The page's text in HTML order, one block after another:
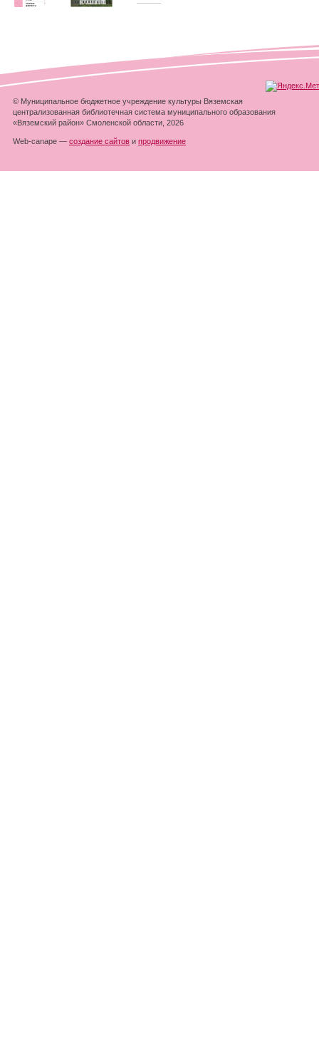
© Муниципальное бюджетное учреждение культуры Вяземская
централизованная библиотечная система муниципального образования
«Вяземский район» Смоленской области, 2026
Web-canape — создание сайтов и продвижение